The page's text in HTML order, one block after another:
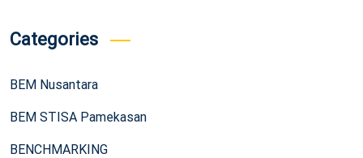
Categories
BEM Nusantara
BEM STISA Pamekasan
BENCHMARKING